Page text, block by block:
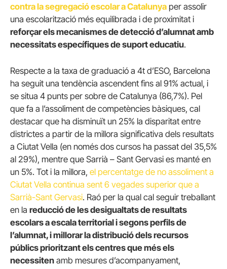
contra la segregació escolar a Catalunya per assolir
una escolarització més equilibrada i de proximitat i
reforçar els mecanismes de detecció d’alumnat amb
necessitats específiques de suport educatiu.
Respecte a la taxa de graduació a 4t d’ESO, Barcelona
ha seguit una tendència ascendent fins al 91% actual, i
se situa 4 punts per sobre de Catalunya (86,7%). Pel
que fa a l’assoliment de competències bàsiques, cal
destacar que ha disminuït un 25% la disparitat entre
districtes a partir de la millora significativa dels resultats
a Ciutat Vella (en només dos cursos ha passat del 35,5%
al 29%), mentre que Sarrià – Sant Gervasi es manté en
un 5%. Tot i la millora, el percentatge de no assoliment a
Ciutat Vella continua sent 6 vegades superior que a
Sarrià-Sant Gervasi. Raó per la qual cal seguir treballant
en la reducció de les desigualtats de resultats
escolars a escala territorial i segons perfils de
l’alumnat, i millorar la distribució dels recursos
públics prioritzant els centres que més els
necessiten amb mesures d’acompanyament,